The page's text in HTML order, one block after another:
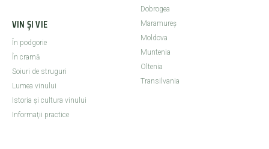
VIN ȘI VIE
În podgorie
În cramă
Soiuri de struguri
Lumea vinului
Istoria şi cultura vinului
Informaţii practice
Dobrogea
Maramureş
Moldova
Muntenia
Oltenia
Transilvania